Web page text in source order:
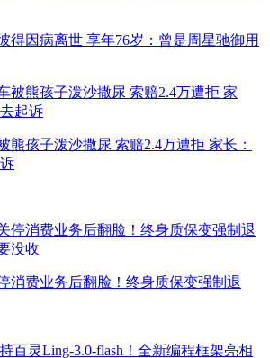
得因病离世 享年76岁：曾是周星驰御用
熊孩子泼沙撒尿 索赔2.4万遭拒 家长：
消费业务后翻脸！终身质保变强制退